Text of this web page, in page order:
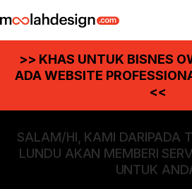
>> KHAS UNTUK BISNES
ADA WEBSITE
<<
SALAM/HI, KAMI DARIPADA
LUNDU AKAN MEMBERI
UNTUK